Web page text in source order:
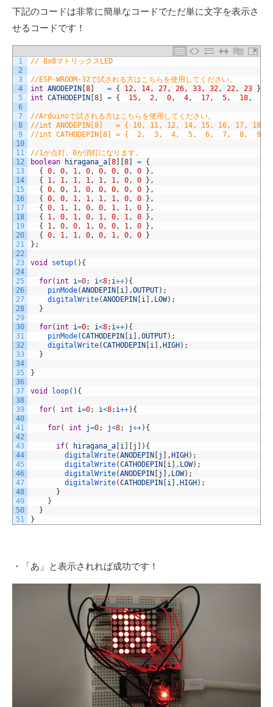
下記のコードは非常に簡単なコードでただ単に文字を表示さ
せるコードです！
1
2
3
4
5
6
7
8
9
10
11
12
13
14
15
16
17
18
19
20
21
22
23
24
25
26
27
28
29
30
31
32
33
34
35
36
37
38
39
40
41
42
43
44
45
46
47
48
49
50
51
// 8x8マトリックスLED
//ESP-WROOM-32で試される方はこちらを使用してください。
int ANODEPIN 8 = { 12, 14, 27, 26, 33, 32, 22, 23 }
int CATHODEPIN 8 = { 15, 2, 0, 4, 17, 5, 18,
//Arduinoで試される方はこちらを使用してください。
//int ANODEPIN[8]   = { 10, 11, 12, 14, 15, 16, 17, 18 };
//int CATHODEPIN[8] = {  2,  3,  4,  5,  6,  7,  8,  9 };
//1が点灯、0が消灯になります。
boolean
hiragana_a 8 8 = {
{
0, 0, 1, 0, 0, 0, 0, 0 } ,
{
1, 1, 1, 1, 1, 1, 0, 0 } ,
{
0, 0, 1, 0, 0, 0, 0, 0 } ,
{
0, 0, 1, 1, 1, 1, 0, 0 } ,
{
0, 1, 1, 0, 0, 1, 1, 0 } ,
{
1, 0, 1, 0, 1, 0, 1, 0 } ,
{
1, 0, 0, 1, 0, 0, 1, 0 } ,
{
0, 1, 1, 0, 0, 1, 0, 0
}
} ;
void setup( ) {
for( int i=0; i<8; i++) {
pinMode(ANODEPIN i ,OUTPUT) ;
digitalWrite(ANODEPIN i , LOW) ;
}
for( int i=0; i<8; i++) {
pinMode(CATHODEPIN i ,OUTPUT) ;
digitalWrite(CATHODEPIN i , HIGH ) ;
}
}
void loop( ) {
for( int i=0; i<8; i++) {
for( int j=0; j<8; j++) {
if( hiragana_a i j ) {
digitalWrite(ANODEPIN j , HIGH ) ;
digitalWrite(CATHODEPIN i , LOW) ;
digitalWrite(ANODEPIN j , LOW) ;
digitalWrite(CATHODEPIN i , HIGH ) ;
}
}
}
}
・「あ」と表示されれば成功です！